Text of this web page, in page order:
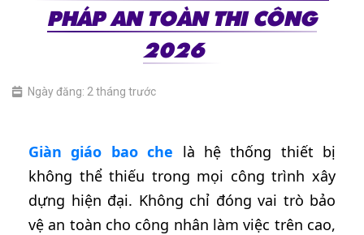
PHÁP AN TOÀN THI CÔNG
2026
Ngày đăng: 2 tháng trước
Giàn giáo bao che là hệ thống thiết bị
không thể thiếu trong mọi công trình xây
dựng hiện đại. Không chỉ đóng vai trò bảo
vệ an toàn cho công nhân làm việc trên cao,